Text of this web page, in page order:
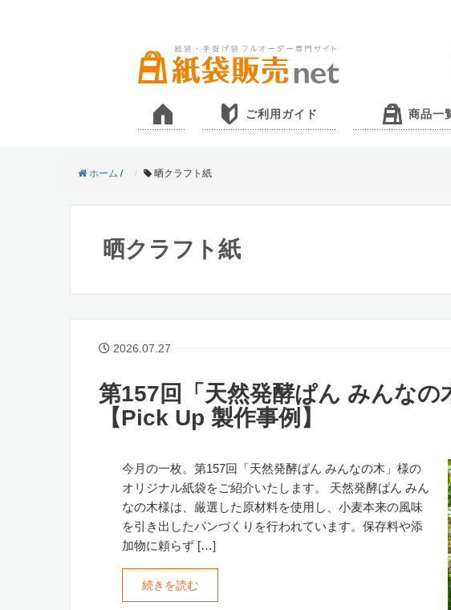
ご利用ガイド 商品一
ホーム / 晒クラフト紙
晒クラフト紙
2026.07.27
第157回「天然発酵ぱん みんなの
【Pick Up 製作事例】
今月の一枚。第157回「天然発酵ぱん みんなの木」様の
オリジナル紙袋をご紹介いたします。 天然発酵ぱん みん
なの木様は、厳選した原材料を使用し、小麦本来の風味
を引き出したパンづくりを行われています。保存料や添
加物に頼らず […]
続きを読む